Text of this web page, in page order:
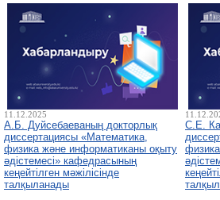
11.12.2025
А.Б. Дуйсебаеваның докторлық
диссертациясы «Математика,
физика және информатиканы оқыту
әдістемесі» кафедрасының
кеңейтілген мәжілісінде
талқыланады
С.Е.